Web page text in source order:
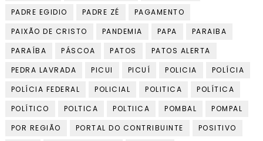
PADRE EGIDIO
PADRE ZÉ
PAGAMENTO
PAIXÃO DE CRISTO
PANDEMIA PAPA
PARAIBA
PARAÍBA
PÁSCOA PATOS
PATOS ALERTA
PEDRA LAVRADA
PICUI PICUÍ POLICIA
POLÍCIA
POLÍCIA FEDERAL
POLICIAL POLITICA
POLÍTICA
POLÍTICO
POLTICA POLTIICA POMBAL
POMPAL
POR REGIÃO
PORTAL DO CONTRIBUINTE
POSITIVO